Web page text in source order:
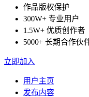
作品版权保护
300W+ 专业用户
1.5W+ 优质创作者
5000+ 长期合作伙
立即加入
用户主页
发布内容